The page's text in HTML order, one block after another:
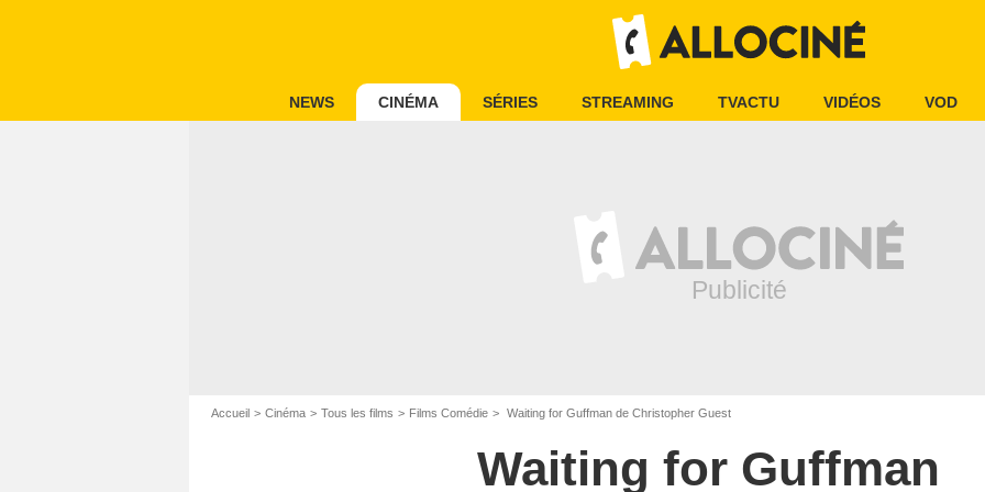
NEWS CINÉMA SÉRIES STREAMING TVACTU VIDÉOS VOD
Accueil Cinéma Tous les films Films Comédie Waiting for Guffman de Christopher Guest
Waiting for Guffman